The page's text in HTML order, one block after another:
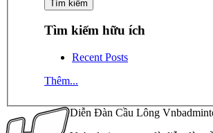
Tìm kiếm hữu ích
Recent Posts
Thêm...
Diễn Đàn Cầu Lông